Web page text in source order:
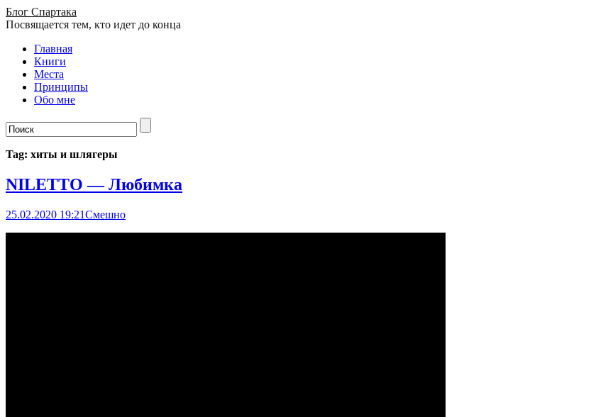
Блог Спартака
Посвящается тем, кто идет до конца
Главная
Книги
Места
Принципы
Обо мне
Tag: хиты и шлягеры
NILETTO — Любимка
25.02.2020 19:21Смешно